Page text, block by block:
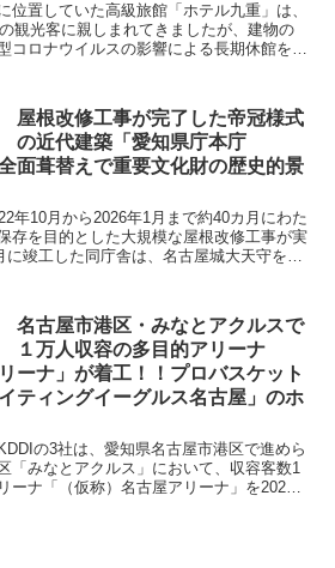
位置していた高級旅館「ホテル九重」は、
観光客に親しまれてきましたが、建物の
コロナウイルスの影響による長期休館を経
屋根改修工事が完了した帝冠様式
の近代建築「愛知県庁本庁
面葺替えで重要文化財の歴史的景
年10月から2026年1月まで約40カ月にわた
存を目的とした大規模な屋根改修工事が実
に竣工した同庁舎は、名古屋城大天守を思
名古屋市港区・みなとアクルスで
１万人収容の多目的アリーナ
ーナ」が着工！！プロバスケット
ティングイーグルス名古屋」のホ
の3社は、愛知県名古屋市港区で進めら
「みなとアクルス」において、収容客数1
ーナ「（仮称）名古屋アリーナ」を2025